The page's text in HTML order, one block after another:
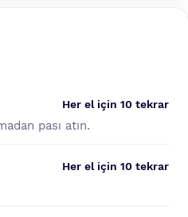
Her el için 10 tekrar
pası atın.
Her el için 10 tekrar